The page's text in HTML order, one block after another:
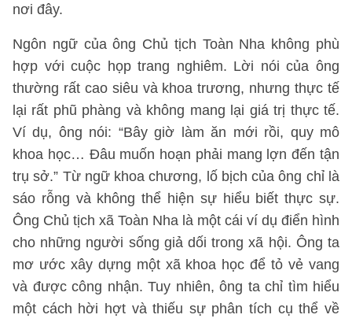
nơi đây.
Ngôn ngữ của ông Chủ tịch Toàn Nha không phù
hợp với cuộc họp trang nghiêm. Lời nói của ông
thường rất cao siêu và khoa trương, nhưng thực tế
lại rất phũ phàng và không mang lại giá trị thực tế.
Ví dụ, ông nói: “Bây giờ làm ăn mới rồi, quy mô
khoa học… Đâu muốn hoạn phải mang lợn đến tận
trụ sở.” Từ ngữ khoa chương, lố bịch của ông chỉ là
sáo rỗng và không thể hiện sự hiểu biết thực sự.
Ông Chủ tịch xã Toàn Nha là một cái ví dụ điển hình
cho những người sống giả dối trong xã hội. Ông ta
mơ ước xây dựng một xã khoa học để tỏ vẻ vang
và được công nhận. Tuy nhiên, ông ta chỉ tìm hiểu
một cách hời hợt và thiếu sự phân tích cụ thể về